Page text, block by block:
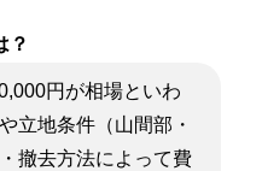
？
円が相場といわ
立地条件（山間部・
撤去方法によって費